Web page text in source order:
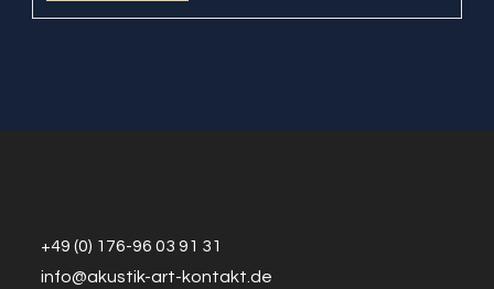
+49 (0) 176-96 03 91 31
info@akustik-art-kontakt.de